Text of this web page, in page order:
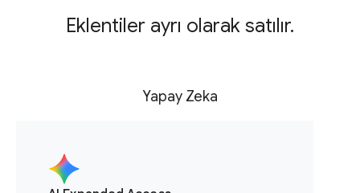
Eklentiler ayrı olarak satılır.
Yapay Zeka